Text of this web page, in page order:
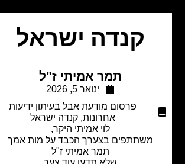
קנדה ישראל
תמר אמיתי ז"ל
ינואר 5, 2026
פרסום מודעת אבל בעיתון ידיעות
אחרונות,קנדה ישראל
לוי אמיתי היקר,
משתתפים בצערך הכבד על מות אמך
תמר אמיתי ז"ל